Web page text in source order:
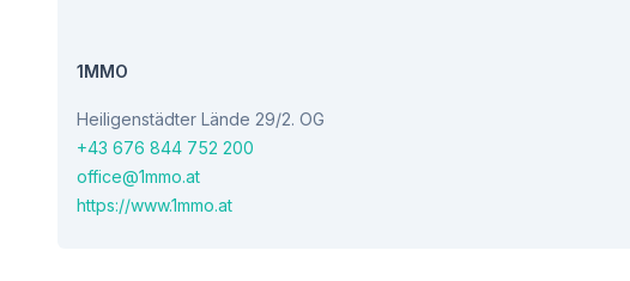
1MMO
Heiligenstädter Lände 29/2. OG
+43 676 844 752 200
office@1mmo.at
https://www.1mmo.at